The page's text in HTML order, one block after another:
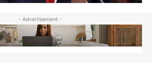
- Advertisement -